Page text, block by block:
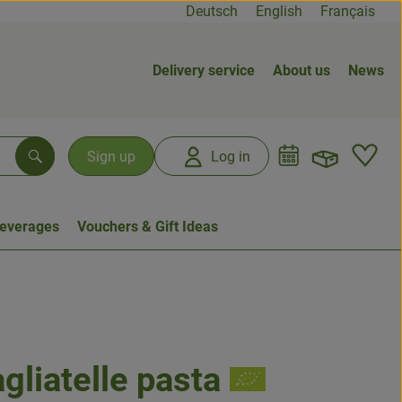
Deutsch English Français
Delivery service About us News
Sign up Log in Open
Search
Vouchers & Gift Ideas
pasta